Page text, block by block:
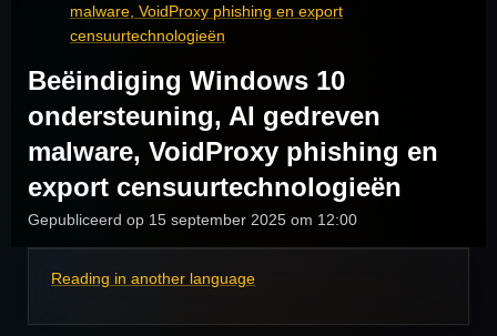
malware, VoidProxy phishing en export
censuurtechnologieën
Beëindiging Windows 10
ondersteuning, AI gedreven
malware, VoidProxy phishing en
export censuurtechnologieën
Gepubliceerd op 15 september 2025 om 12:00
Reading in another language